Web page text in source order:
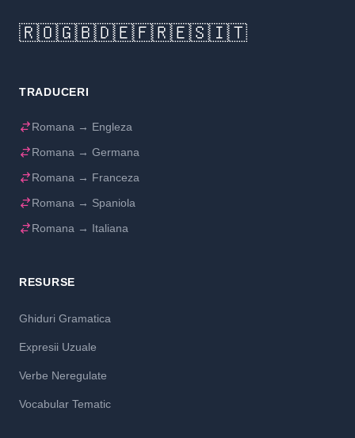
🇷🇴🇬🇧🇩🇪🇫🇷🇪🇸🇮🇹
TRADUCERI
Romana → Engleza
Romana → Germana
Romana → Franceza
Romana → Spaniola
Romana → Italiana
RESURSE
Ghiduri Gramatica
Expresii Uzuale
Verbe Neregulate
Vocabular Tematic